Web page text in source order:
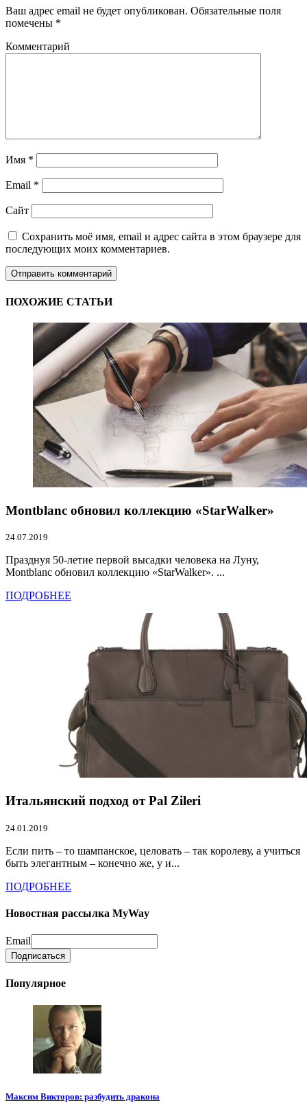
Ваш адрес email не будет опубликован. Обязательные поля
помечены *
Комментарий
Имя *
Email *
Сайт
Сохранить моё имя, email и адрес сайта в этом браузере для
последующих моих комментариев.
ПОХОЖИЕ СТАТЬИ
Montblanc обновил коллекцию «StarWalker»
24.07.2019
Празднуя 50-летие первой высадки человека на Луну,
Montblanc обновил коллекцию «StarWalker». ...
ПОДРОБНЕЕ
Итальянский подход от Pal Zileri
24.01.2019
Если пить – то шампанское, целовать – так королеву, а учиться
быть элегантным – конечно же, у и...
ПОДРОБНЕЕ
Новостная рассылка MyWay
Email
Популярное
Максим Викторов: разбудить дракона